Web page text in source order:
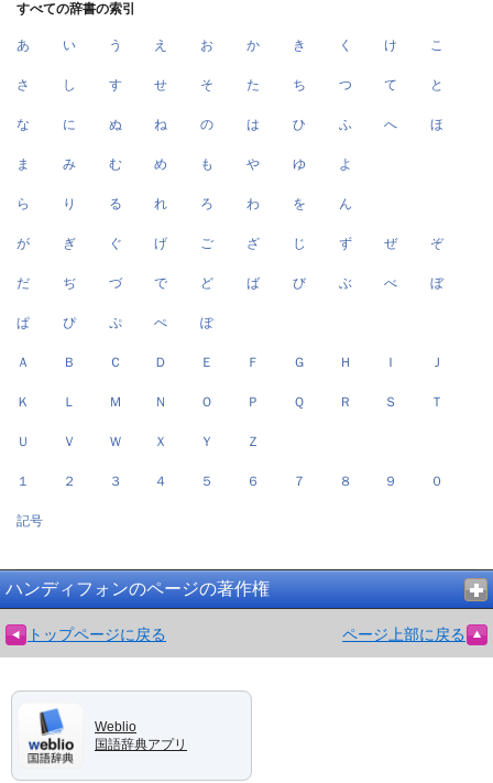
すべての辞書の索引
あ い う え お か き く け こ
さ し す せ そ た ち つ て と
な に ぬ ね の は ひ ふ へ ほ
ま み む め も や ゆ よ
ら り る れ ろ わ を ん
が ぎ ぐ げ ご ざ じ ず ぜ ぞ
だ ぢ づ で ど ば び ぶ べ ぼ
ぱ ぴ ぷ ぺ ぽ
Ａ Ｂ Ｃ Ｄ Ｅ Ｆ Ｇ Ｈ Ｉ Ｊ
Ｋ Ｌ Ｍ Ｎ Ｏ Ｐ Ｑ Ｒ Ｓ Ｔ
Ｕ Ｖ Ｗ Ｘ Ｙ Ｚ
１ ２ ３ ４ ５ ６ ７ ８ ９ ０
記号
ハンディフォンのページの著作権
トップページに戻る ページ上部に戻る
Weblio
国語辞典アプリ